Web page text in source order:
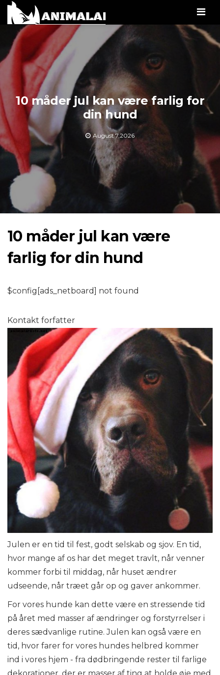
10 måder jul kan være farlig for
din hund
August 7,2026
10 måder jul kan være
farlig for din hund
$config[ads_netboard] not found
Kontakt forfatter
Julen er en tid til fest, godt selskab og sjov. En tid,
hvor mange af os har det meget travlt, når venner
kommer forbi til middag, når huset ændrer
udseende, når træet går op og gaver ankommer.
For vores hunde kan dette være en stressende tid
på året med masser af ændringer og forstyrrelser i
deres sædvanlige rutine. Julen kan også være en
tid, hvor farer for vores hundes helbred kommer
ind i vores hjem - fra dødbringende rester til farlige